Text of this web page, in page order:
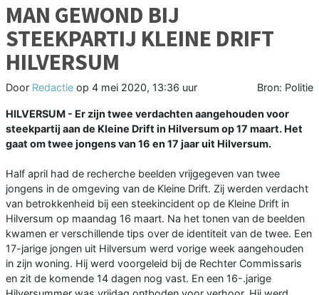
MAN GEWOND BIJ
STEEKPARTIJ KLEINE DRIFT
HILVERSUM
Door Redactie op 4 mei 2020, 13:36 uur Bron: Politie
HILVERSUM - Er zijn twee verdachten aangehouden voor
steekpartij aan de Kleine Drift in Hilversum op 17 maart. Het
gaat om twee jongens van 16 en 17 jaar uit Hilversum.
Half april had de recherche beelden vrijgegeven van twee
jongens in de omgeving van de Kleine Drift. Zij werden verdacht
van betrokkenheid bij een steekincident op de Kleine Drift in
Hilversum op maandag 16 maart. Na het tonen van de beelden
kwamen er verschillende tips over de identiteit van de twee. Een
17-jarige jongen uit Hilversum werd vorige week aangehouden
in zijn woning. Hij werd voorgeleid bij de Rechter Commissaris
en zit de komende 14 dagen nog vast. En een 16-.jarige